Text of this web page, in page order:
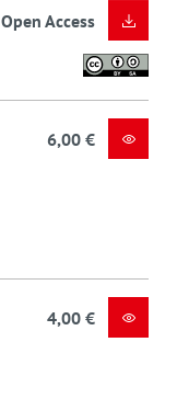
Open Access
6,00 €
4,00 €